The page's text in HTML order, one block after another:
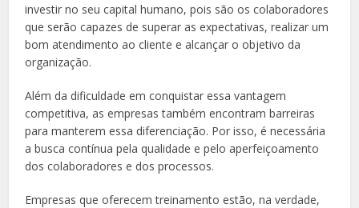
investir no seu capital humano, pois são os colaboradores
que serão capazes de superar as expectativas, realizar um
bom atendimento ao cliente e alcançar o objetivo da
organização.
Além da dificuldade em conquistar essa vantagem
competitiva, as empresas também encontram barreiras
para manterem essa diferenciação. Por isso, é necessária
a busca contínua pela qualidade e pelo aperfeiçoamento
dos colaboradores e dos processos.
Empresas que oferecem treinamento estão, na verdade,